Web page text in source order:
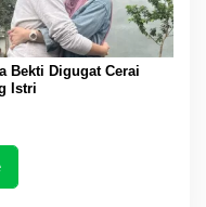
Bekti Digugat Cerai
Istri